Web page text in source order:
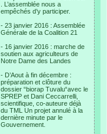
. L’assemblée nous a
empêchés d’y participer.
- 23 janvier 2016 : Assemblée
Générale de la Coalition 21
- 16 janvier 2016 : marche de
soutien aux agriculteurs de
Notre Dame des Landes
- D’Aout à fin décembre :
préparation et clôture du
dossier “biorap Tuvalu“avec le
SPREP et Dani Ceccarrelli,
scientifique, co-auteure déjà
du TML Un projet annulé à la
dernière minute par le
Gouvernement.